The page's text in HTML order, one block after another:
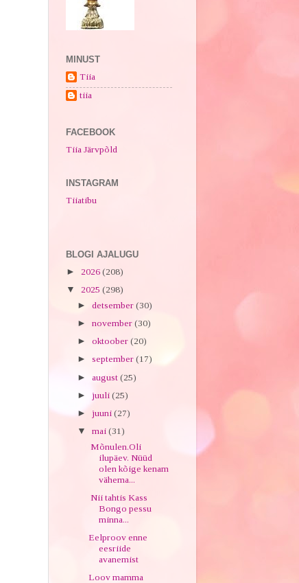
MINUST
Tiia
tiia
FACEBOOK
Tiia Järvpõld
INSTAGRAM
Tiiatibu
BLOGI AJALUGU
► 2026 (208)
▼ 2025 (298)
► detsember (30)
► november (30)
► oktoober (20)
► september (17)
► august (25)
► juuli (25)
► juuni (27)
▼ mai (31)
Mõnulen.Oli
ilupäev. Nüüd
olen kõige kenam
vähema...
Nii tahtis Kass
Bongo pessu
minna...
Eelproov enne
eesriide
avanemist
Loov mamma